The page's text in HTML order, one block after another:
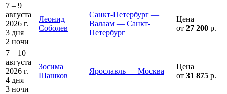
7 – 9
августа
2026 г.
3 дня
2 ночи
Леонид
Соболев
Санкт-Петербург —
Валаам — Санкт-
Петербург
Цена
от 27 200 р.
7 – 10
августа
2026 г.
4 дня
3 ночи
Зосима
Шашков
Ярославль — Москва
Цена
от 31 875 р.